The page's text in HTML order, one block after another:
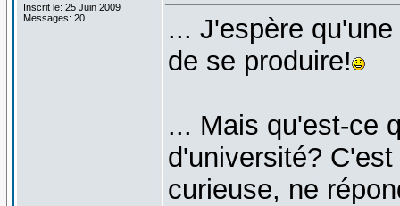
Inscrit le: 25 Juin 2009
Messages: 20
... J'espère
de se produire!
... Mais qu'est-ce
d'université?
curieuse, ne